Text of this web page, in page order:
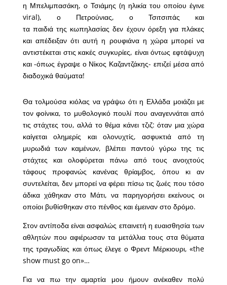
η Μπελιμπασάκη, ο Τσιάμης (η ηλικία του οποίου έγινε
viral), ο Πετρούνιας, ο Τσιτσιπάς και
τα παιδιά της κωπηλασίας δεν έχουν όρεξη για πλάκες
και απέδειξαν ότι αυτή η ρουφιάνα η χώρα μπορεί να
αντιστέκεται στις κακές συγκυρίες, είναι όντως εφτάψυχη
και -όπως έγραψε ο Νίκος Καζαντζάκης- επιζεί μέσα από
διαδοχικά θαύματα!
Θα τολμούσα κιόλας να γράψω ότι η Ελλάδα μοιάζει με
τον φοίνικα, το μυθολογικό πουλί που αναγεννάται από
τις στάχτες του, αλλά το θέμα κάνει τζιζ: όταν μια χώρα
καίγεται ολημερίς και ολονυχτίς, ασφυκτιά από τη
μυρωδιά των καμένων, βλέπει παντού γύρω της τις
στάχτες και ολοφύρεται πάνω από τους ανοιχτούς
τάφους προφανώς κανένας θρίαμβος, όπου κι αν
συντελείται, δεν μπορεί να φέρει πίσω τις ζωές που τόσο
άδικα χάθηκαν στο Μάτι, να παρηγορήσει εκείνους οι
οποίοι βυθίσθηκαν στο πένθος και έμειναν στο δρόμο.
Στον αντίποδα είναι ασφαλώς επαινετή η ευαισθησία των
αθλητών που αφιέρωσαν τα μετάλλια τους στα θύματα
της τραγωδίας και όπως έλεγε ο Φρεντ Μέρκιουρι, «the
show must go on»…
Για να πω την αμαρτία μου ήμουν ανέκαθεν πολύ